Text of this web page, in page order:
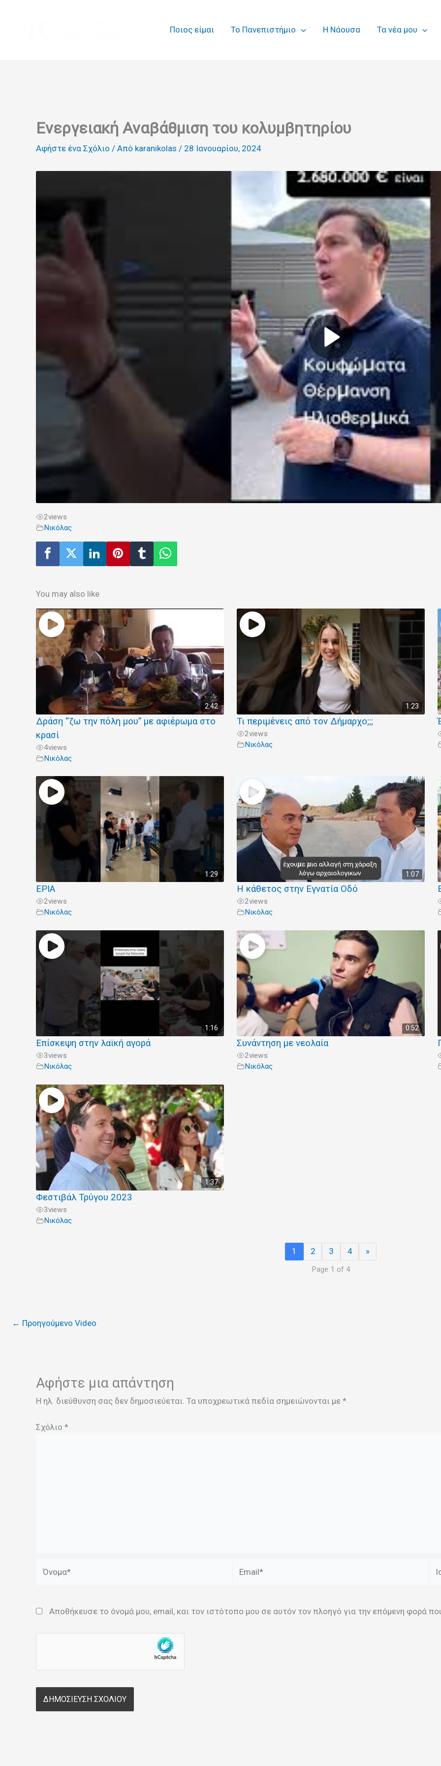
Ποιος είμαι Το Πανεπιστήμιο Η Νάουσα Τα νέα μου
Ενεργειακή Αναβάθμιση του κολυμβητηρίου
Αφήστε ένα Σχόλιο / Από karanikolas / 28 Ιανουαρίου, 2024
2views
Νικόλας
You may also like
2:42
Δράση “ζω την πόλη μου” με αφιέρωμα στο
κρασί
4views
Νικόλας
1:23
Τι περιμένεις από τον Δήμαρχο;;;
2views
Νικόλας
1:29
ΕΡΙΑ
2views
Νικόλας
1:07
Η κάθετος στην Εγνατία Οδό
2views
Νικόλας
1:16
Επίσκεψη στην λαϊκή αγορά
3views
Νικόλας
0:52
Συνάντηση με νεολαία
2views
Νικόλας
1:37
Φεστιβάλ Τρύγου 2023
3views
Νικόλας
1 2 3 4 »
Page 1 of 4
← Προηγούμενο Video
Αφήστε μια απάντηση
Η ηλ. διεύθυνση σας δεν δημοσιεύεται. Τα υποχρεωτικά πεδία σημειώνονται με *
Σχόλιο *
Αποθήκευσε το όνομά μου, email, και τον ιστότοπο μου σε αυτόν τον πλοηγό για την επόμενη φορά